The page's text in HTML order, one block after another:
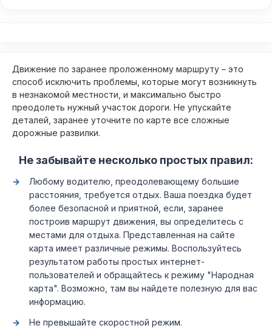
Движение по заранее проложенному маршруту – это
способ исключить проблемы, которые могут возникнуть
в незнакомой местности, и максимально быстро
преодолеть нужный участок дороги. Не упускайте
деталей, заранее уточните по карте все сложные
дорожные развилки.
Не забывайте несколько простых правил:
Любому водителю, преодолевающему большие
расстояния, требуется отдых. Ваша поездка будет
более безопасной и приятной, если, заранее
построив маршрут движения, вы определитесь с
местами для отдыха. Представленная на сайте
карта имеет различные режимы. Воспользуйтесь
результатом работы простых интернет-
пользователей и обращайтесь к режиму "Народная
карта". Возможно, там вы найдете полезную для вас
информацию.
Не превышайте скоростной режим.